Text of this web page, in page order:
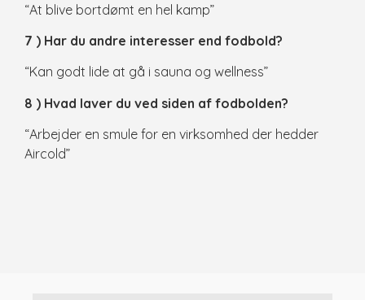
“At blive bortdømt en hel kamp”
7 ) Har du andre interesser end fodbold?
“Kan godt lide at gå i sauna og wellness”
8 ) Hvad laver du ved siden af fodbolden?
“Arbejder en smule for en virksomhed der hedder
Aircold”